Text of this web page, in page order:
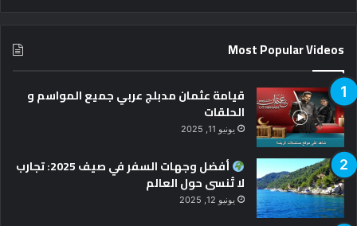
Most Popular Videos
قيامة عثمان مدبلج عربي جميع المواسم و
الحلقات
يونيو 11, 2025
أفضل وجهات السفر في صيف 2025: تجارب
لا تُنسى حول العالم
يونيو 12, 2025